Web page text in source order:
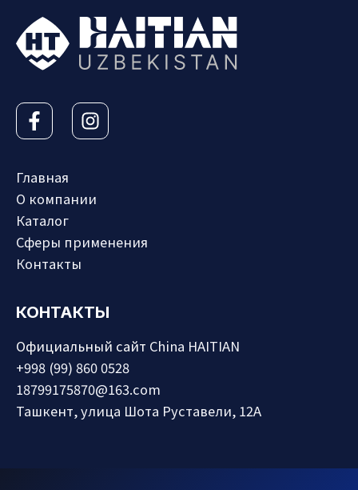
Главная
О компании
Каталог
Сферы применения
Контакты
КОНТАКТЫ
Официальный сайт China HAITIAN
+998 (99) 860 0528
18799175870@163.com
Ташкент, улица Шота Руставели, 12А